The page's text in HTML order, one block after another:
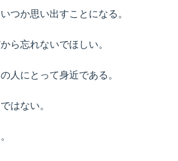
つか思い出すことになる。
ら忘れないでほしい。
人にとって身近である。
はない。